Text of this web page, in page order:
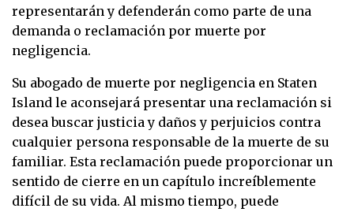
representarán y defenderán como parte de una
demanda o reclamación por muerte por
negligencia.
Su abogado de muerte por negligencia en Staten
Island le aconsejará presentar una reclamación si
desea buscar justicia y daños y perjuicios contra
cualquier persona responsable de la muerte de su
familiar. Esta reclamación puede proporcionar un
sentido de cierre en un capítulo increíblemente
difícil de su vida. Al mismo tiempo, puede